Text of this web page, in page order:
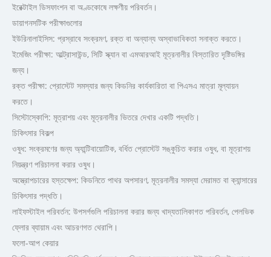
ইরেক্টাইল ডিসফাংশন বা অণ্ডকোষে লক্ষণীয় পরিবর্তন।
ডায়াগনসটিক পরীক্ষাগুলোর
ইউরিনালাইসিস: প্রস্রাবে সংক্রমণ, রক্ত বা অন্যান্য অস্বাভাবিকতা সনাক্ত করতে।
ইমেজিং পরীক্ষা: আল্ট্রাসাউন্ড, সিটি স্ক্যান বা এমআরআই মূত্রনালীর বিস্তারিত দৃষ্টিভঙ্গির
জন্য।
রক্ত পরীক্ষা: প্রোস্টেট সমস্যার জন্য কিডনির কার্যকারিতা বা পিএসএ মাত্রা মূল্যায়ন
করতে।
সিস্টোস্কোপি: মূত্রাশয় এবং মূত্রনালীর ভিতরে দেখার একটি পদ্ধতি।
চিকিৎসার বিকল্প
ওষুধ: সংক্রমণের জন্য অ্যান্টিবায়োটিক, বর্ধিত প্রোস্টেট সঙ্কুচিত করার ওষুধ, বা মূত্রাশয়
নিয়ন্ত্রণ পরিচালনা করার ওষুধ।
অস্ত্রোপচারের হস্তক্ষেপ: কিডনিতে পাথর অপসারণ, মূত্রনালীর সমস্যা মেরামত বা ক্যান্সারের
চিকিৎসার পদ্ধতি।
লাইফস্টাইল পরিবর্তন: উপসর্গগুলি পরিচালনা করার জন্য খাদ্যতালিকাগত পরিবর্তন, পেলভিক
ফ্লোর ব্যায়াম এবং আচরণগত থেরাপি।
ফলো-আপ কেয়ার